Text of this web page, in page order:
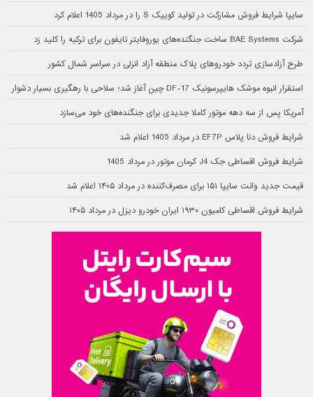
سایپا شرایط فروش مشارکت در تولید کوییک S را در مرداد 1405 اعلام کرد
شرکت BAE Systems ساخت جنگنده‌های یوروفایتر تایفون برای ترکیه را کلید زد
طرح آزادسازی تردد خودروهای پلاک منطقه آزاد انزلی در سراسر شمال کشور
استقرار انبوه موشک هایپرسونیک DF-17 چین آغاز شد؛ سلاحی با رهگیری بسیار دشوار
آمریکا پس از سه دهه موتور کاملا جدیدی برای جنگنده‌های خود می‌سازد
شرایط فروش دنا پلاس EF7P در مرداد 1405 اعلام شد
شرایط فروش اقساطی جک J4 کرمان موتور در مرداد 1405
قیمت جدید وانت سایپا ۱۵۱ برای مصرف‌کننده در مرداد ۱۴۰۵ اعلام شد
شرایط فروش اقساطی کامیون ۱۹۳۰ ایران خودرو دیزل در مرداد ۱۴۰۵